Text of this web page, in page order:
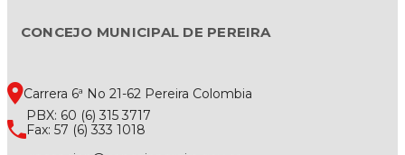
CONCEJO MUNICIPAL DE PEREIRA
Carrera 6ª No 21-62 Pereira Colombia
PBX: 60 (6) 315 3717
Fax: 57 (6) 333 1018